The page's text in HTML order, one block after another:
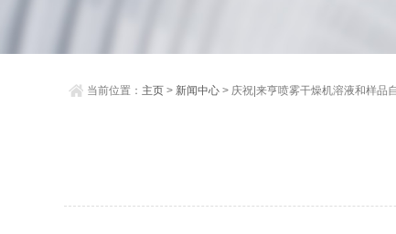
当前位置： 主页 > 新闻中心 > 庆祝|来亨喷雾干燥机溶液和样品